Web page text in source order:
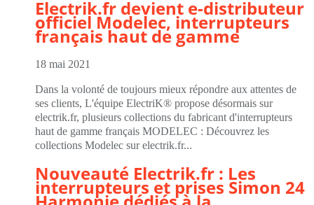
Electrik.fr devient e-distributeur
officiel Modelec, interrupteurs
français haut de gamme
18 mai 2021
Dans la volonté de toujours mieux répondre aux attentes de
ses clients, L'équipe ElectriK® propose désormais sur
electrik.fr, plusieurs collections du fabricant d'interrupteurs
haut de gamme français MODELEC : Découvrez les
collections Modelec sur electrik.fr...
Nouveauté Electrik.fr : Les
interrupteurs et prises Simon 24